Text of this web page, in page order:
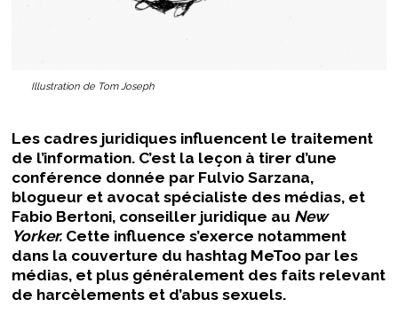
Illustration de Tom Joseph
Les cadres juridiques influencent le traitement
de l’information. C’est la leçon à tirer d’une
conférence donnée par Fulvio Sarzana,
blogueur et avocat spécialiste des médias, et
Fabio Bertoni, conseiller juridique au New
Yorker. Cette influence s’exerce notamment
dans la couverture du hashtag MeToo par les
médias, et plus généralement des faits relevant
de harcèlements et d’abus sexuels.